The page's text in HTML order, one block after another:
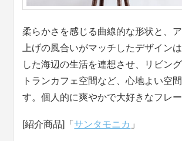
柔らかさを感じる曲線的な形状と、
上げの風合いがマッチしたデザイン
した海辺の生活を連想させ、リビン
トランカフェ空間など、心地よい空
す。個人的に爽やかで大好きなフレー
[紹介商品]「サンタモニカ 」